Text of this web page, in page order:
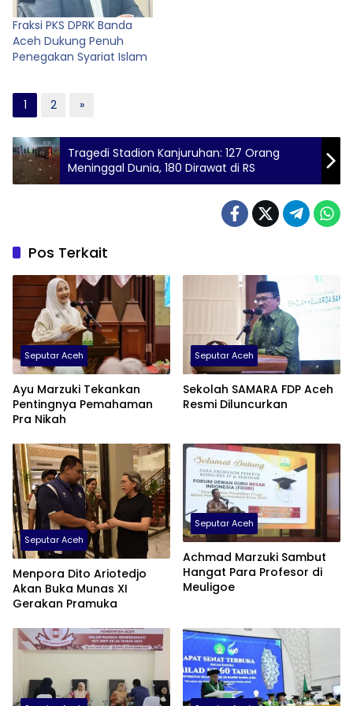
Fraksi PKS DPRK Banda
Aceh Dukung Penuh
Penegakan Syariat Islam
1 2 »
Tragedi Stadion Kanjuruhan: 127 Orang
Meninggal Dunia, 180 Dirawat di RS
Pos Terkait
Seputar Aceh
Ayu Marzuki Tekankan
Pentingnya Pemahaman
Pra Nikah
Seputar Aceh
Sekolah SAMARA FDP Aceh
Resmi Diluncurkan
Seputar Aceh
Menpora Dito Ariotedjo
Akan Buka Munas XI
Gerakan Pramuka
Seputar Aceh
Achmad Marzuki Sambut
Hangat Para Profesor di
Meuligoe